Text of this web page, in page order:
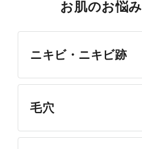
お肌のお悩み
ニキビ・ニキビ跡
毛穴